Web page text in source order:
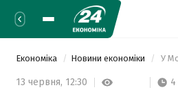
Економіка Новини економіки
13 червня, 12:30 4